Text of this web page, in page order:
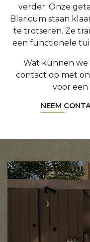
verder. Onze
Blaricum staan
te trotseren. Ze
een functionele
Wat kunnen we
contact op met
voor een
NEEM